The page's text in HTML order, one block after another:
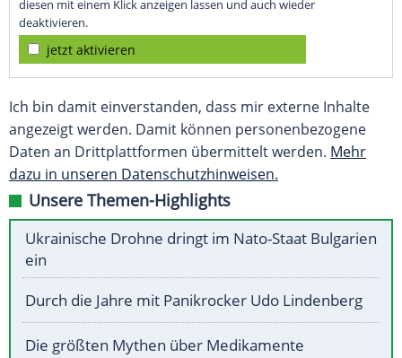
diesen mit einem Klick anzeigen lassen und auch wieder
deaktivieren.
jetzt aktivieren
Ich bin damit einverstanden, dass mir externe Inhalte
angezeigt werden. Damit können personenbezogene
Daten an Drittplattformen übermittelt werden. Mehr
dazu in unseren Datenschutzhinweisen.
Unsere Themen-Highlights
Ukrainische Drohne dringt im Nato-Staat Bulgarien
ein
Durch die Jahre mit Panikrocker Udo Lindenberg
Die größten Mythen über Medikamente